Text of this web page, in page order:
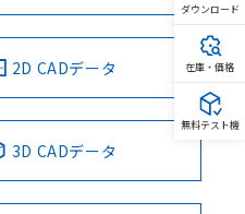
2D CADデータ
3D CADデータ
ダウンロード
在庫・価格
無料テスト機